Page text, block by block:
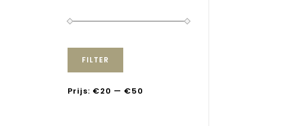
FILTER
Prijs: €20 — €50